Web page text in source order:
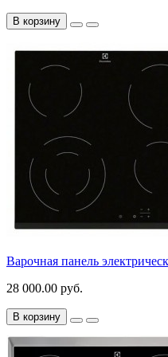
В корзину
Варочная панель
28 000.00 руб.
В корзину